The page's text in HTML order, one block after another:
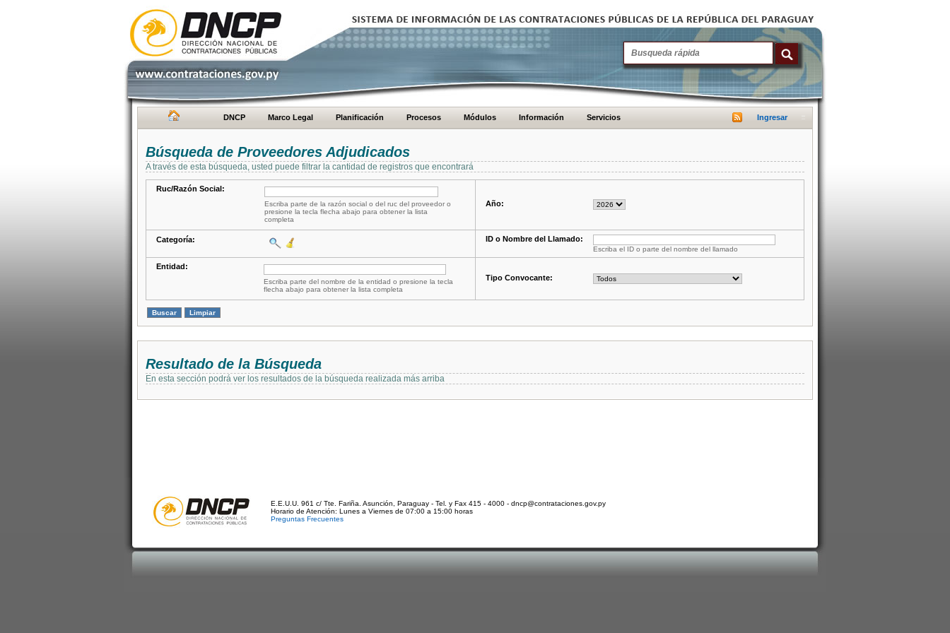
DNCP Marco Legal Planificación Procesos Módulos Información Servicios Ingresar
Búsqueda de Proveedores Adjudicados
A través de esta búsqueda, usted puede filtrar la cantidad de registros que encontrará
Ruc/Razón Social:
Escriba parte de la razón social o del ruc del proveedor o
presione la tecla flecha abajo para obtener la lista
completa
Año:
Categoría: ID o Nombre del Llamado:
Escriba el ID o parte del nombre del llamado
Entidad:
Escriba parte del nombre de la entidad o presione la tecla
flecha abajo para obtener la lista completa
Tipo Convocante:
Resultado de la Búsqueda
En esta sección podrá ver los resultados de la búsqueda realizada más arriba
E.E.U.U. 961 c/ Tte. Fariña. Asunción, Paraguay - Tel. y Fax 415 - 4000 - dncp@contrataciones.gov.py
Horario de Atención: Lunes a Viernes de 07:00 a 15:00 horas
Preguntas Frecuentes